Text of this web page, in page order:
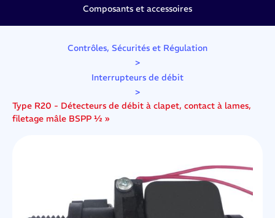
Composants et accessoires
Contrôles, Sécurités et Régulation
>
Interrupteurs de débit
>
Type R20 - Détecteurs de débit à clapet, contact à lames,
filetage mâle BSPP ½ »